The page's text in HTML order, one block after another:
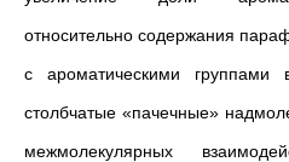
относительно содержания
с ароматическими
столбчатые «пачечные»
межмолекулярных